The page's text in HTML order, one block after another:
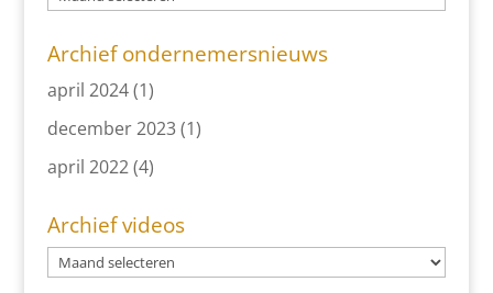
Archief ondernemersnieuws
april 2024(1)
december 2023(1)
april 2022(4)
Archief videos